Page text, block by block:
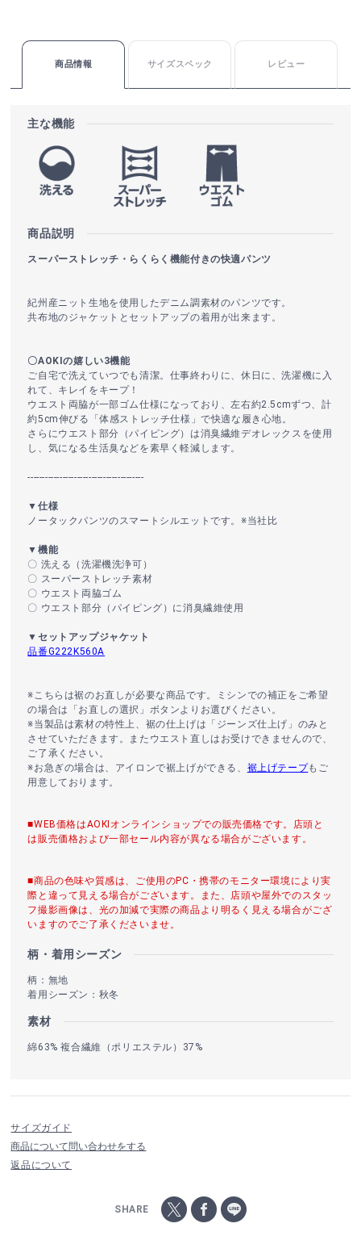
商品情報 サイズスペック レビュー
主な機能
商品説明
スーパーストレッチ・らくらく機能付きの快適パンツ
紀州産ニット生地を使用したデニム調素材のパンツです。
共布地のジャケットとセットアップの着用が出来ます。
〇AOKIの嬉しい3機能
ご自宅で洗えていつでも清潔。仕事終わりに、休日に、洗濯機に入
れて、キレイをキープ！
ウエスト両脇が一部ゴム仕様になっており、左右約2.5cmずつ、計
約5cm伸びる「体感ストレッチ仕様」で快適な履き心地。
さらにウエスト部分（パイピング）は消臭繊維デオレックスを使用
し、気になる生活臭などを素早く軽減します。
----------------------------------------
▼仕様
ノータックパンツのスマートシルエットです。※当社比
▼機能
〇 洗える（洗濯機洗浄可）
〇 スーパーストレッチ素材
〇 ウエスト両脇ゴム
〇 ウエスト部分（パイピング）に消臭繊維使用
▼セットアップジャケット
品番G222K560A
※こちらは裾のお直しが必要な商品です。ミシンでの補正をご希望
の場合は「お直しの選択」ボタンよりお選びください。
※当製品は素材の特性上、裾の仕上げは「ジーンズ仕上げ」のみと
させていただきます。またウエスト直しはお受けできませんので、
ご了承ください。
※お急ぎの場合は、アイロンで裾上げができる、 裾上げテープもご
用意しております。
■WEB価格はAOKIオンラインショップでの販売価格です。店頭と
は販売価格および一部セール内容が異なる場合がございます。
■商品の色味や質感は、ご使用のPC・携帯のモニター環境により実
際と違って見える場合がございます。また、店頭や屋外でのスタッ
フ撮影画像は、光の加減で実際の商品より明るく見える場合がござ
いますのでご了承くださいませ。
柄・着用シーズン
柄：無地
着用シーズン：秋冬
素材
綿63% 複合繊維（ポリエステル）37%
サイズガイド
商品について問い合わせをする
返品について
SHARE